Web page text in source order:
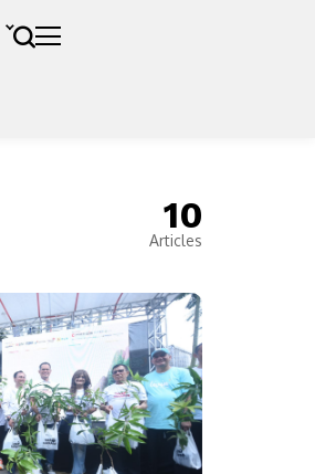
10
Articles